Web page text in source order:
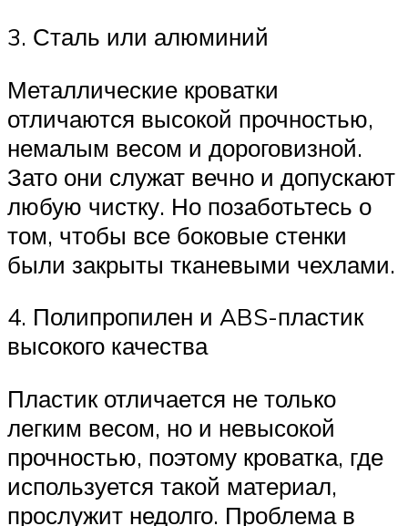
3. Сталь или алюминий
Металлические кроватки
отличаются высокой прочностью,
немалым весом и дороговизной.
Зато они служат вечно и допускают
любую чистку. Но позаботьтесь о
том, чтобы все боковые стенки
были закрыты тканевыми чехлами.
4. Полипропилен и ABS-пластик
высокого качества
Пластик отличается не только
легким весом, но и невысокой
прочностью, поэтому кроватка, где
используется такой материал,
прослужит недолго. Проблема в